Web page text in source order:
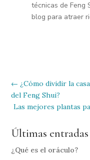
técnicas de Feng
blog para atraer
← ¿Cómo dividir la
del Feng Shui?
Las mejores plantas
Últimas entradas
¿Qué es el oráculo?